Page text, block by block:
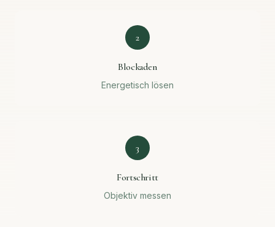
2
Blockaden
Energetisch lösen
3
Fortschritt
Objektiv messen